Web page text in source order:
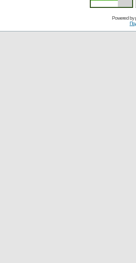
Powered by